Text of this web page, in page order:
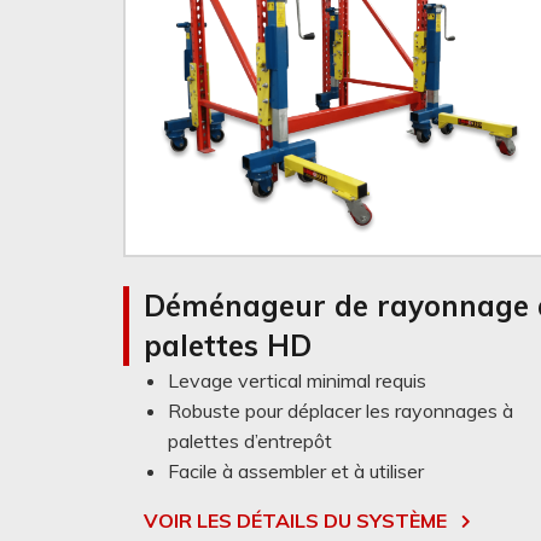
Déménageur de rayonnage
palettes HD
Levage vertical minimal requis
Robuste pour déplacer les rayonnages à
palettes d’entrepôt
Facile à assembler et à utiliser
VOIR LES DÉTAILS DU SYSTÈME